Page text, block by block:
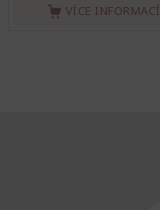
VÍCE INFORMACÍ